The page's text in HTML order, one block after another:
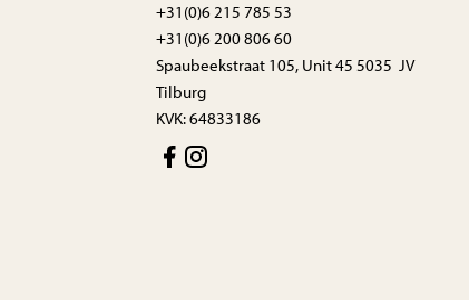
+31(0)6 215 785 53
+31(0)6 200 806 60
Spaubeekstraat 105, Unit 45 5035 JV
Tilburg
KVK: 64833186